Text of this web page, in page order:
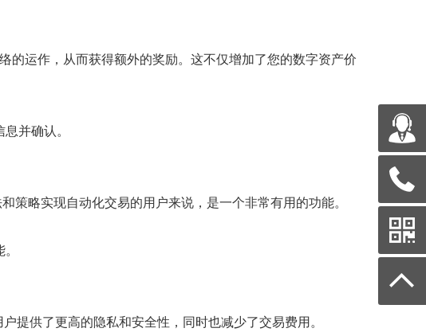
的运作，从而获得额外的奖励。这不仅增加了您的数字资产价
并确认。
策略实现自动化交易的用户来说，是一个非常有用的功能。
提供了更高的隐私和安全性，同时也减少了交易费用。